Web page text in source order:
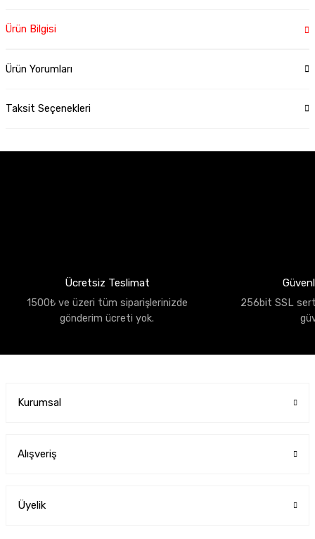
Ürün Bilgisi
Ürün Yorumları
Taksit Seçenekleri
Ücretsiz Teslimat
1500₺ ve üzeri tüm siparişlerinizde
gönderim ücreti yok.
256bit SSL
Kurumsal
Alışveriş
Üyelik